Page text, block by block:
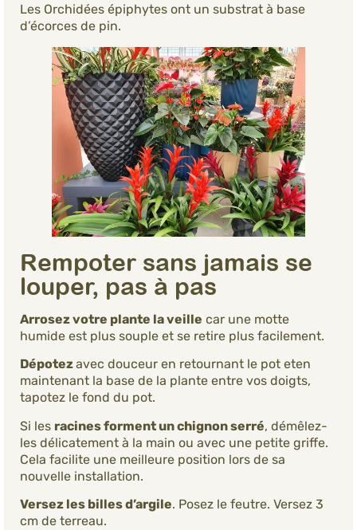
Les Orchidées épiphytes ont un substrat à base
d’écorces de pin.
Rempoter sans jamais se
louper, pas à pas
Arrosez votre plante la veille car une motte
humide est plus souple et se retire plus facilement.
Dépotezavec douceur en retournant le pot eten
maintenant la base de la plante entre vos doigts,
tapotez le fond du pot.
Si les racines forment un chignon serré, démêlez-
les délicatement à la main ou avec une petite griffe.
Cela facilite une meilleure position lors de sa
nouvelle installation.
Versez les billes d’argile. Posez le feutre. Versez 3
cm de terreau.